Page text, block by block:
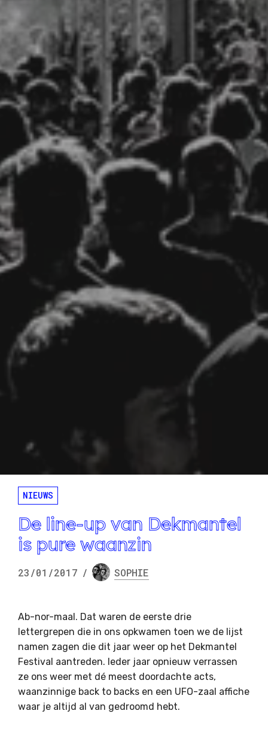
NIEUWS
De line-up van Dekmantel
is pure waanzin
23/01/2017 / SOPHIE
Ab-nor-maal. Dat waren de eerste drie
lettergrepen die in ons opkwamen toen we de lijst
namen zagen die dit jaar weer op het Dekmantel
Festival aantreden. Ieder jaar opnieuw verrassen
ze ons weer met dé meest doordachte acts,
waanzinnige back to backs en een UFO-zaal affiche
waar je altijd al van gedroomd hebt.